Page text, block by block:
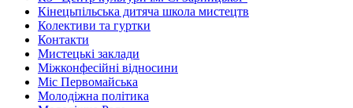
Кінецьпільська дитяча школа мистецтв
Колективи та гуртки
Контакти
Мистецькі заклади
Міжконфесійні відносини
Міс Первомайська
Молодіжна політика